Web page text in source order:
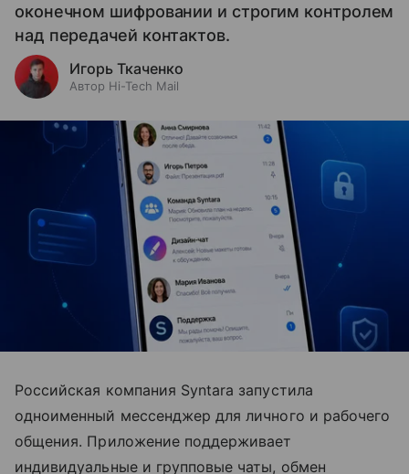
оконечном шифровании и строгим контролем
над передачей контактов.
Игорь Ткаченко
Автор Hi-Tech Mail
Российская компания Syntara запустила
одноименный мессенджер для личного и рабочего
общения. Приложение поддерживает
индивидуальные и групповые чаты, обмен